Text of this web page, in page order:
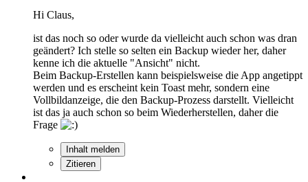
Hi Claus,
ist das noch so oder wurde da vielleicht auch schon was dran
geändert? Ich stelle so selten ein Backup wieder her, daher
kenne ich die aktuelle "Ansicht" nicht.
Beim Backup-Erstellen kann beispielsweise die App angetippt
werden und es erscheint kein Toast mehr, sondern eine
Vollbildanzeige, die den Backup-Prozess darstellt. Vielleicht
ist das ja auch schon so beim Wiederherstellen, daher die
Frage
Inhalt melden
Zitieren